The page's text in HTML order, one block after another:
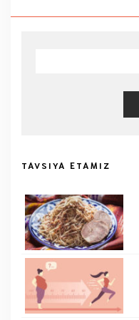
TAVSIYA ETAMIZ